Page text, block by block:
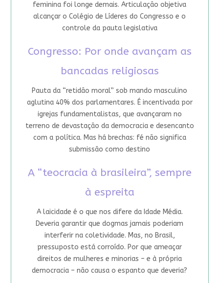
feminina foi longe demais. Articulação objetiva
alcançar o Colégio de Líderes do Congresso e o
controle da pauta legislativa
Congresso: Por onde avançam as
bancadas religiosas
Pauta da “retidão moral” sob mando masculino
aglutina 40% dos parlamentares. É incentivada por
igrejas fundamentalistas, que avançaram no
terreno de devastação da democracia e desencanto
com a política. Mas há brechas: fé não significa
submissão como destino
A “teocracia à brasileira”, sempre
à espreita
A laicidade é o que nos difere da Idade Média.
Deveria garantir que dogmas jamais poderiam
interferir na coletividade. Mas, no Brasil,
pressuposto está corroído. Por que ameaçar
direitos de mulheres e minorias – e à própria
democracia – não causa o espanto que deveria?